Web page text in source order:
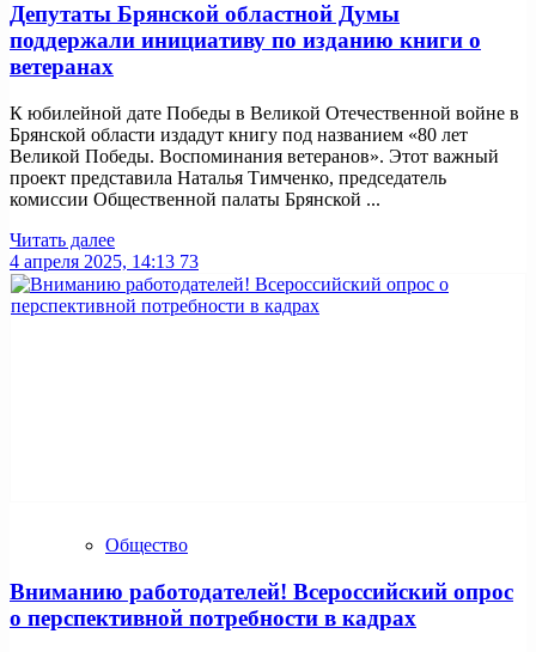
Депутаты Брянской областной Думы
поддержали инициативу по изданию книги о
ветеранах
К юбилейной дате Победы в Великой Отечественной войне в
Брянской области издадут книгу под названием «80 лет
Великой Победы. Воспоминания ветеранов». Этот важный
проект представила Наталья Тимченко, председатель
комиссии Общественной палаты Брянской ...
Читать далее
4 апреля 2025, 14:13 73
Общество
Вниманию работодателей! Всероссийский опрос
о перспективной потребности в кадрах